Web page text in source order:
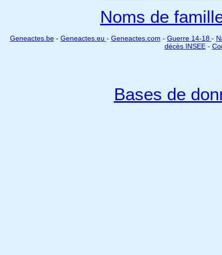
Noms de
Geneactes.be- Geneactes.eu - Geneactes.com - Guerre 14-18 -
décès INSEE-
Bases de